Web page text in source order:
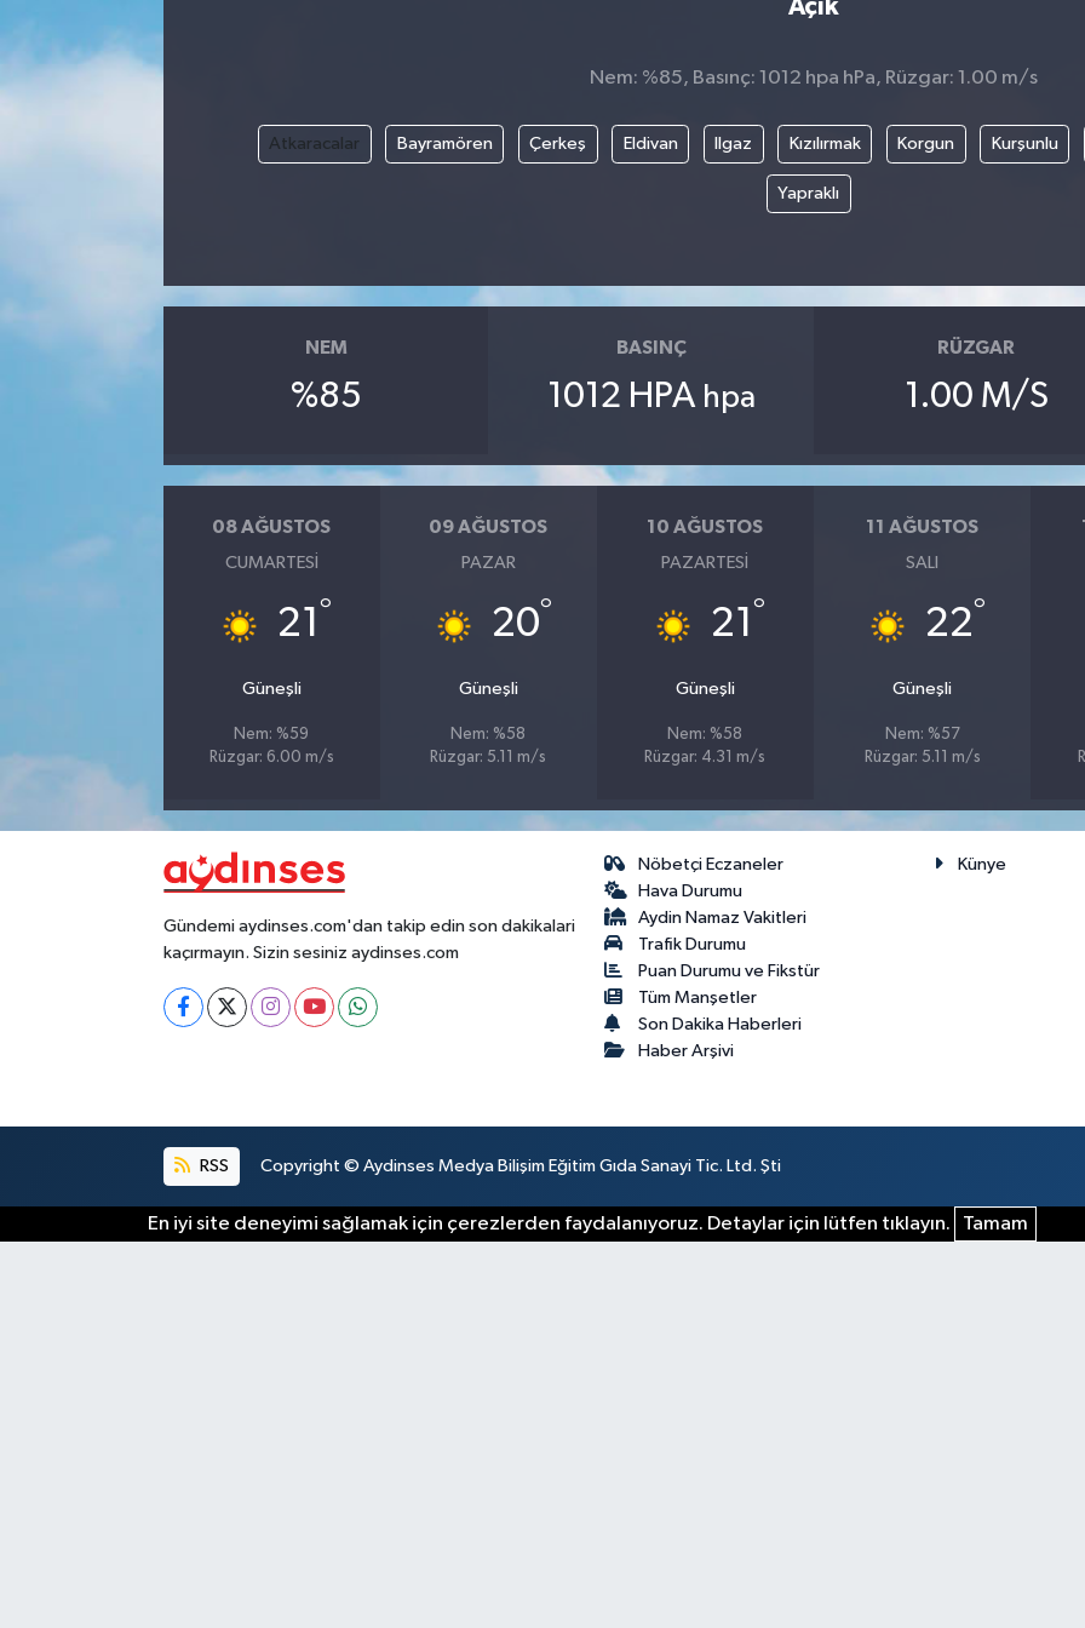
Açık
Nem: %85, Basınç: 1012 hpa hPa, Rüzgar: 1.00 m/s
Atkaracalar Bayramören Çerkeş Eldivan Ilgaz Kızılırmak Korgun Kurşunlu
Yapraklı
NEM
%85
BASINÇ
1012 HPA hpa
RÜZGAR
1.00 M/S
08 AĞUSTOS
CUMARTESI
21 °
Güneşli
Nem: %59
Rüzgar: 6.00 m/s
09 AĞUSTOS
PAZAR
20°
Güneşli
Nem: %58
Rüzgar: 5.11 m/s
10 AĞUSTOS
PAZARTESI
21 °
Güneşli
Nem: %58
Rüzgar: 4.31 m/s
11 AĞUSTOS
SALI
22°
Güneşli
Nem: %57
Rüzgar: 5.11 m/s
Gündemi aydinses.com'dan takip edin son dakikalari
kaçırmayın. Sizin sesiniz aydinses.com
Nöbetçi Eczaneler
Hava Durumu
Aydin Namaz Vakitleri
Trafik Durumu
Puan Durumu ve Fikstür
Tüm Manşetler
Son Dakika Haberleri
Haber Arşivi
Künye
RSS Copyright © Aydinses Medya Bilişim Eğitim Gıda Sanayi Tic. Ltd. Şti
En iyi site deneyimi sağlamak için çerezlerden faydalanıyoruz. Detaylar için lütfen tıklayın. Tamam